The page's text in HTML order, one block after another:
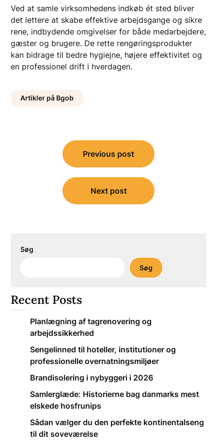
Ved at samle virksomhedens indkøb ét sted bliver
det lettere at skabe effektive arbejdsgange og sikre
rene, indbydende omgivelser for både medarbejdere,
gæster og brugere. De rette rengøringsprodukter
kan bidrage til bedre hygiejne, højere effektivitet og
en professionel drift i hverdagen.
Artikler på Bgob
Indlægsnavigation
Previous post
Next post
Søg
Søg
Recent Posts
Planlægning af tagrenovering og
arbejdssikkerhed
Sengelinned til hoteller, institutioner og
professionelle overnatningsmiljøer
Brandisolering i nybyggeri i 2026
Samlerglæde: Historierne bag danmarks mest
elskede hosfrunips
Sådan vælger du den perfekte kontinentalseng
til dit soveværelse